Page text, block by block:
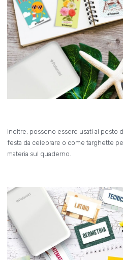
Inoltre, possono essere usati al posto
festa da celebrare o come targhette
materia sul quaderno.